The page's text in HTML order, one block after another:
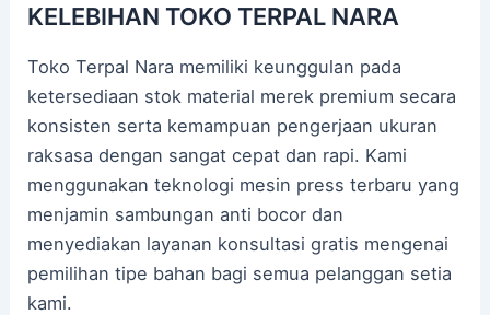
KELEBIHAN TOKO TERPAL NARA
Toko Terpal Nara memiliki keunggulan pada
ketersediaan stok material merek premium secara
konsisten serta kemampuan pengerjaan ukuran
raksasa dengan sangat cepat dan rapi. Kami
menggunakan teknologi mesin press terbaru yang
menjamin sambungan anti bocor dan
menyediakan layanan konsultasi gratis mengenai
pemilihan tipe bahan bagi semua pelanggan setia
kami.